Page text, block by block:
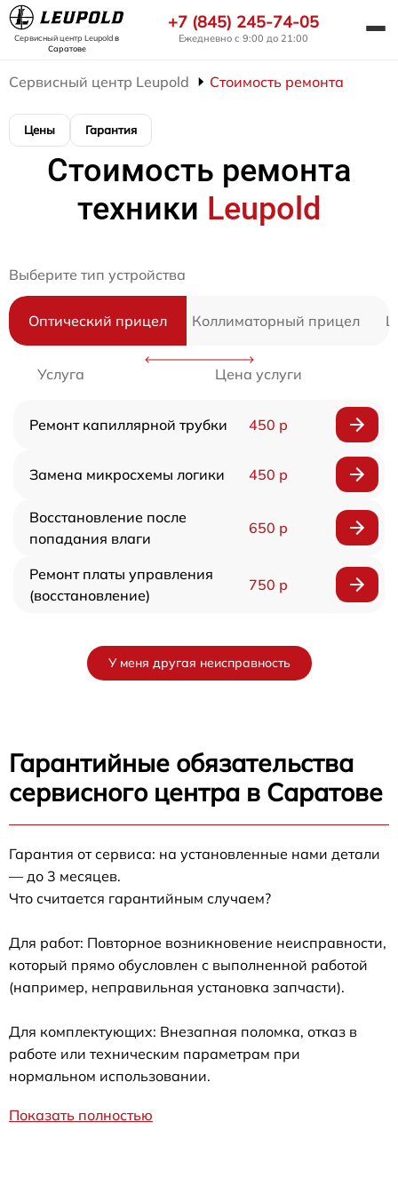
Сервисный центр Leupoldв
Саратове
+7 (845) 245-74-05
Ежедневно с 9:00 до 21:00
Сервисный центр Leupold Стоимость ремонта
Цены Гарантия
Стоимость ремонта
техники Leupold
Выберите тип устройства
Оптический прицел Коллиматорный прицел
Услуга Цена услуги
Ремонт капиллярной трубки 450 р
Замена микросхемы логики 450 р
Восстановление после
попадания влаги
650 р
Ремонт платы управления
(восстановление)
750 р
У меня другая неисправность
Гарантийные обязательства
сервисного центра в Саратове
Гарантия от сервиса: на установленные нами детали
— до 3 месяцев.
Что считается гарантийным случаем?
Для работ: Повторное возникновение неисправности,
который прямо обусловлен с выполненной работой
(например, неправильная установка запчасти).
Для комплектующих: Внезапная поломка, отказ в
работе или техническим параметрам при
нормальном использовании.
Показать полностью